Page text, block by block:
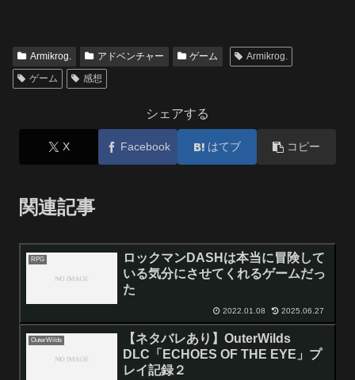
Armikrog. アドベンチャー ゲーム
Armikrog.
ゲーム
感想
シェアする
X Facebook はてブ コピー
関連記事
RPG
ロックマンDASHは本当に冒険して
いる気分にさせてくれるゲームだっ
た
2022.01.08 2025.06.27
OuterWilds
【ネタバレあり】OuterWilds
DLC「ECHOES OF THE EYE」プ
レイ記録２